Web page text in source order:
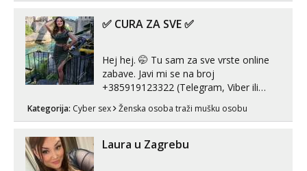
link ispod i nadji me tamo, cekam te!
✅ CURA ZA SVE ✅
Hej hej. 🤭 Tu sam za sve vrste online
zabave. Javi mi se na broj
+385919123322 (Telegram, Viber ili
Whatsapp). 🤙 NE javljaj se na uzivo.
Hvala.
Kategorija: Cyber sex Ženska osoba traži mušku osobu
Laura u Zagrebu